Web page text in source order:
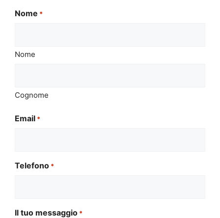
Nome *
Nome
Cognome
Email *
Telefono *
Il tuo messaggio *